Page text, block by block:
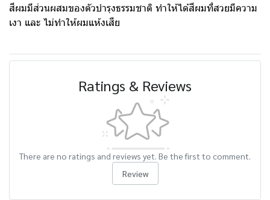
สีผมมีส่วนผสมของตัวบำรุงธรรมชาติ ทำให้ได้สีผมที่สวยมีความ
เงา และ ไม่ทำให้ผมแห้งเสีย
Ratings & Reviews
There are no ratings and reviews yet. Be the first to comment.
Review